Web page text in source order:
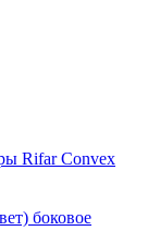
Rifar Convex
боковое